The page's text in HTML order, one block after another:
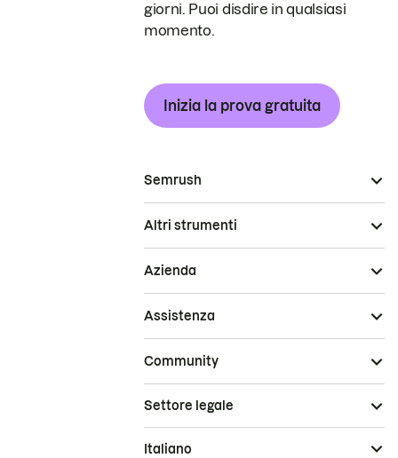
giorni. Puoi disdire in qualsiasi
momento.
Inizia la prova gratuita
Semrush
Altri strumenti
Azienda
Assistenza
Community
Settore legale
Italiano